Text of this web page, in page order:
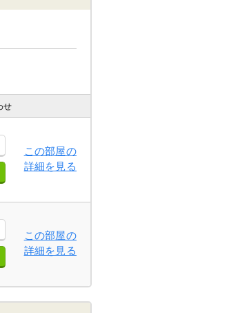
せ
この部屋の
詳細を見る
この部屋の
詳細を見る